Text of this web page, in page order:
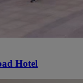
Hotel